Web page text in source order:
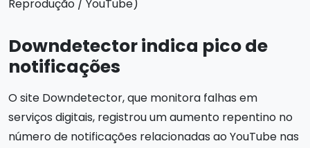
Reprodução / YouTube)
Downdetector indica pico de
notificações
O site Downdetector, que monitora falhas em
serviços digitais, registrou um aumento repentino no
número de notificações relacionadas ao YouTube nas